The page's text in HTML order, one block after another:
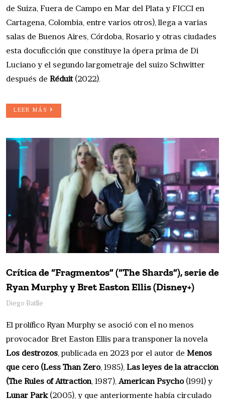
de Suiza, Fuera de Campo en Mar del Plata y FICCI en
Cartagena, Colombia, entre varios otros), llega a varias
salas de Buenos Aires, Córdoba, Rosario y otras ciudades
esta docuficción que constituye la ópera prima de Di
Luciano y el segundo largometraje del suizo Schwitter
después de Réduit(2022).
LEER MÁS
Crítica de “Fragmentos” (“The Shards”), serie de
Ryan Murphy y Bret Easton Ellis (Disney+)
Diego Batlle
El prolífico Ryan Murphy se asoció con el no menos
provocador Bret Easton Ellis para transponer la novela
Los destrozos, publicada en 2023 por el autor de Menos
que cero (Less Than Zero, 1985), Las leyes de la atracción
(The Rules of Attraction, 1987), American Psycho(1991) y
Lunar Park(2005), y que anteriormente había circulado